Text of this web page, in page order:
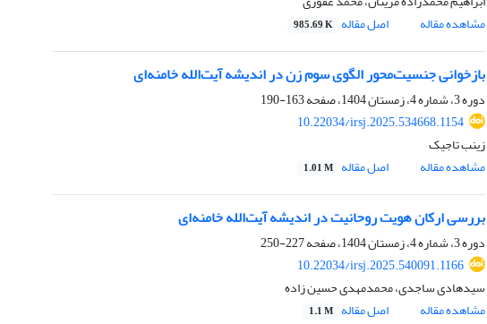
مشاهده مقاله
اصل مقاله 985.69 K
بازخوانی جنسیت‌محور الگوی سوم زن در اندیشه آیت‌الله خامنه‌ای
دوره 3، شماره 4، زمستان 1404، صفحه
163-190
10.22034/irsj.2025.534668.1154
زینب تاجیک
مشاهده مقاله
اصل مقاله 1.01 M
بررسی ارکان هویت روحانیت در اندیشه آیت‌الله خامنه‌ای
دوره 3، شماره 4، زمستان 1404، صفحه
227-250
10.22034/irsj.2025.540091.1166
سیدهادی ساجدی، محمدمهدی حسین زاده
مشاهده مقاله
اصل مقاله 1.1 M